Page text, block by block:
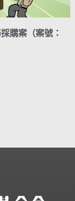
購案（案號：